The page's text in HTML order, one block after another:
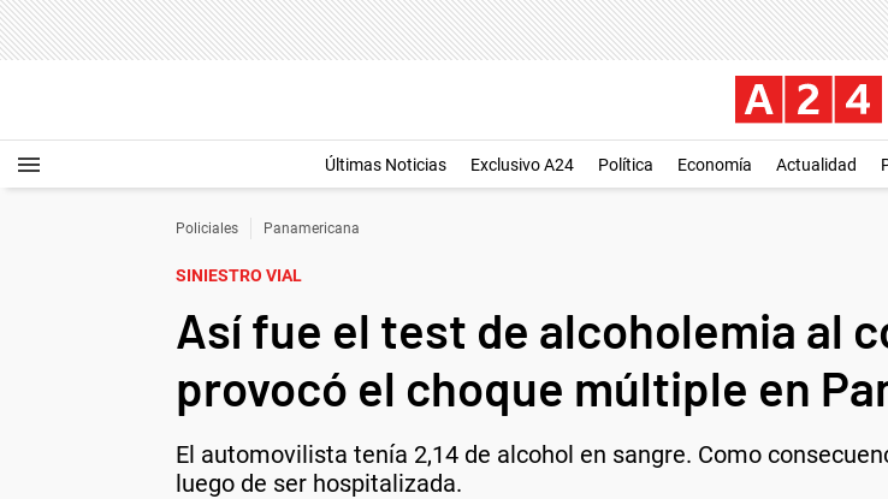
Últimas Noticias Exclusivo A24 Política Economía Actualidad
Policiales Panamericana
SINIESTRO VIAL
Así fue el test de alcoholemia al
provocó el choque múltiple en
El automovilista tenía 2,14 de alcohol en sangre. Como
luego de ser hospitalizada.